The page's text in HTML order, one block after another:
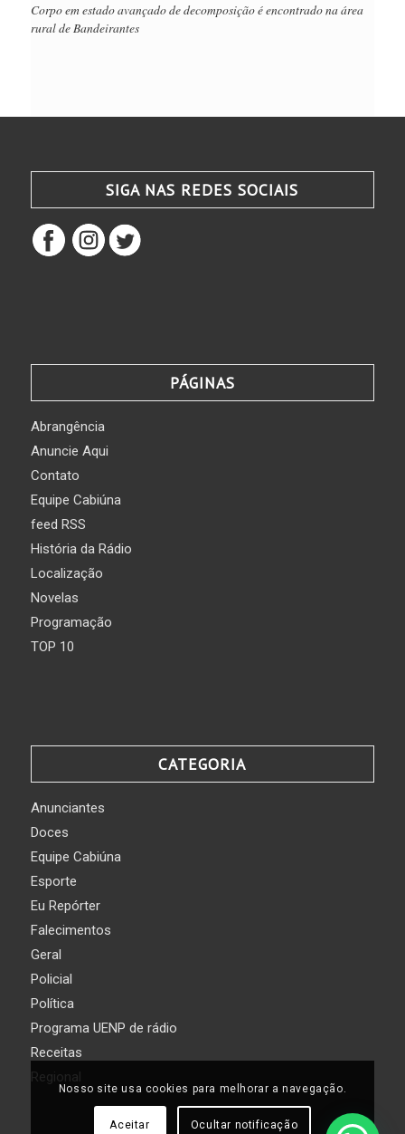
Corpo em estado avançado de decomposição é encontrado na área
rural de Bandeirantes
SIGA NAS REDES SOCIAIS
PÁGINAS
Abrangência
Anuncie Aqui
Contato
Equipe Cabiúna
feed RSS
História da Rádio
Localização
Novelas
Programação
TOP 10
CATEGORIA
Anunciantes
Doces
Equipe Cabiúna
Esporte
Eu Repórter
Falecimentos
Geral
Policial
Política
Programa UENP de rádio
Receitas
Regional
Nosso site usa cookies para melhorar a navegação.
Aceitar Ocultar notificação